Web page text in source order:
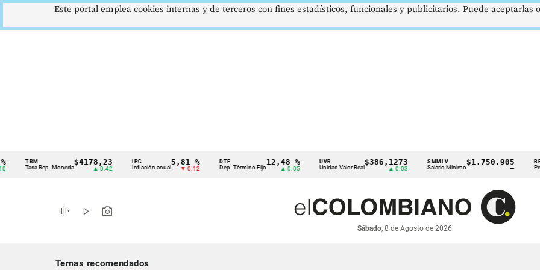
Cintillo
indicadores
económicos
TRM
Tasa Rep. Moneda
$4178,23
▲ 0.42
IPC
Inflación anual
5,81 %
▼ 0.12
DTF
Dep. Término Fijo
12,48 %
▲ 0.05
UVR
Unidad Valor Real
$386,1273 SMMLV
Salario Mínimo
$1.750.905 BRENT
Petróleo
graphic_eq play_arrow photo_camera
Sábado, 8 de Agosto de 2026
Temas recomendados
Este portal emplea cookies internas y de terceros con fines estadísticos, funcionales y publicitarios. Puede aceptarlas